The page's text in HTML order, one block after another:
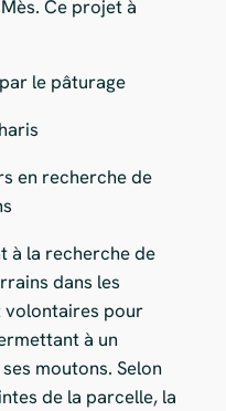
Ce projet à
le pâturage
recherche de
à la recherche de
dans les
volontaires pour
à un
moutons. Selon
de la parcelle, la